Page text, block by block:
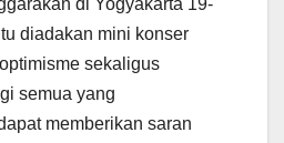
di Yogyakarta 19-
diadakan mini konser
sekaligus
semua yang
memberikan saran